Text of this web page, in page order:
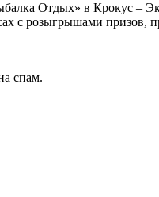
Отдых» в Крокус –
с розыгрышами
спам.